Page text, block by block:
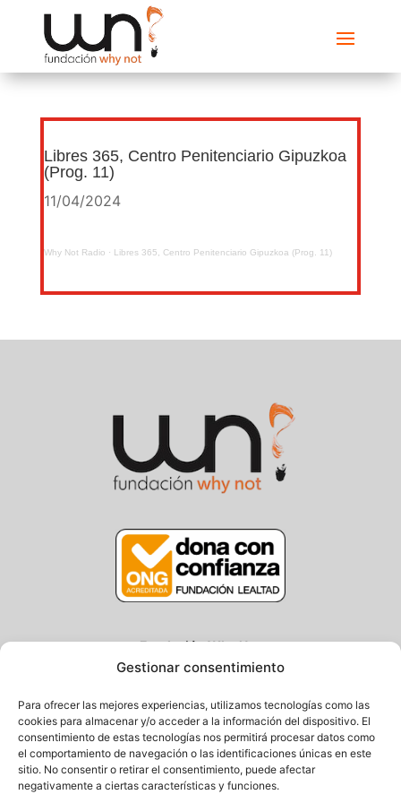
Gestionar consentimiento
Para ofrecer las mejores experiencias, utilizamos tecnologías como las
cookies para almacenar y/o acceder a la información del dispositivo. El
consentimiento de estas tecnologías nos permitirá procesar datos como
el comportamiento de navegación o las identificaciones únicas en este
sitio. No consentir o retirar el consentimiento, puede afectar
negativamente a ciertas características y funciones.
Libres 365, Centro Penitenciario Gipuzkoa
(Prog. 11)
11/04/2024
Why Not Radio · Libres 365, Centro Penitenciario Gipuzkoa (Prog. 11)
Fundación Why Not
Centro/Txoko: Particular de Ategorrieta 3, Gros
20013 Donostia – Gipuzkoa
Tel.: (+34) 943 058 694 / 627 014 791
Email: info@fundacionwhynot.org